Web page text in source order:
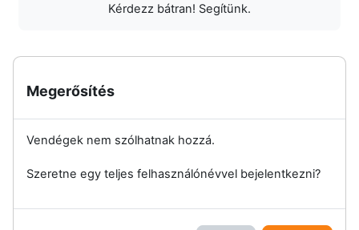
Kérdezz bátran! Segítünk.
Megerősítés
Vendégek nem szólhatnak hozzá.
Szeretne egy teljes felhasználónévvel bejelentkezni?